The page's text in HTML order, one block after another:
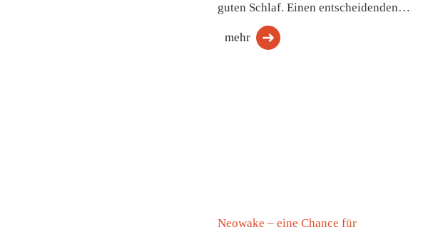
guten Schlaf. Einen entscheidenden…
mehr
Neowake – eine Chance für